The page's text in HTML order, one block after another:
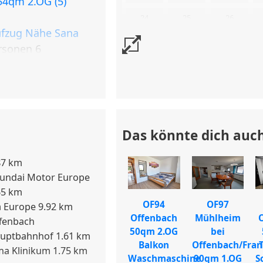
werden
bequem per
Lage von
Cafés
ein
nur ca.
Nahverkehr ist
sich nur etwa
Ost ist
Nähe Sana
6
2 Balkone
km
Motor Europe
km
Europe 9.92 km
1.61 km
Klinikum 1.75 km
Das könnte dich
OF94
Offenbach
50qm 2.OG
Balkon
Waschmaschine
OF97
Mühlheim
bei
Offenbach/
90qm 1.OG